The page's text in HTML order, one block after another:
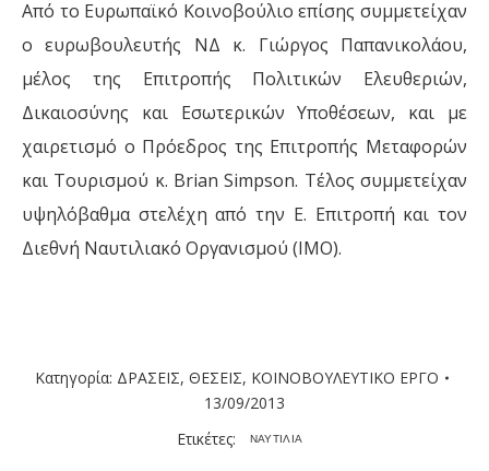
Από το Ευρωπαϊκό Κοινοβούλιο επίσης συμμετείχαν
ο ευρωβουλευτής ΝΔ κ. Γιώργος Παπανικολάου,
μέλος της Επιτροπής Πολιτικών Ελευθεριών,
Δικαιοσύνης και Εσωτερικών Υποθέσεων, και με
χαιρετισμό ο Πρόεδρος της Επιτροπής Μεταφορών
και Τουρισμού κ. Brian Simpson. Τέλος συμμετείχαν
υψηλόβαθμα στελέχη από την Ε. Επιτροπή και τον
Διεθνή Ναυτιλιακό Οργανισμού (ΙΜΟ).
Κατηγορία: ΔΡΑΣΕΙΣ, ΘΕΣΕΙΣ, ΚΟΙΝΟΒΟΥΛΕΥΤΙΚΟ ΕΡΓΟ
13/09/2013
Ετικέτες:
ΝΑΥΤΙΛΙΑ